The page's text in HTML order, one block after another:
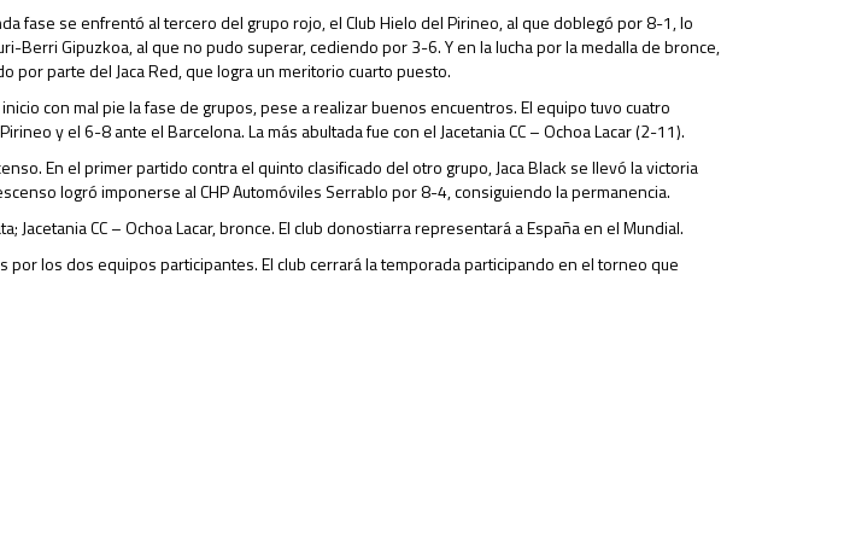
fase se enfrentó al tercero del grupo rojo, el Club Hielo del Pirineo, al que doblegó por 8-1, lo
Berri Gipuzkoa, al que no pudo superar, cediendo por 3-6. Y en la lucha por la medalla de bronce,
por parte del Jaca Red, que logra un meritorio cuarto puesto.
con mal pie la fase de grupos, pese a realizar buenos encuentros. El equipo tuvo cuatro
y el 6-8 ante el Barcelona. La más abultada fue con el Jacetania CC – Ochoa Lacar (2-11).
En el primer partido contra el quinto clasificado del otro grupo, Jaca Black se llevó la victoria
logró imponerse al CHP Automóviles Serrablo por 8-4, consiguiendo la permanencia.
CC – Ochoa Lacar, bronce. El club donostiarra representará a España en el Mundial.
por los dos equipos participantes. El club cerrará la temporada participando en el torneo que